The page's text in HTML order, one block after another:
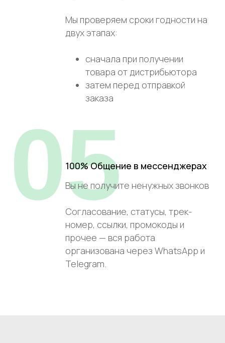
Мы проверяем сроки годности на
двух этапах:
сначала при получении
товара от дистрибьютора
затем перед отправкой
заказа
100% Общение в мессенджерах
Вы не получите ненужных звонков
Согласование, статусы, трек-
номер, ссылки, промокоды и
прочее — вся работа
организована через WhatsApp и
Telegram.
05